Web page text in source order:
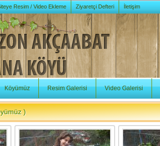
Resim / Video Ekleme Ziyaretçi Defteri İletişim
Köyümüz Resim Galerisi Video Galerisi
)